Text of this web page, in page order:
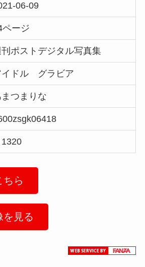
06-09
ページ
刊ポストデジタル写真集
イドル グラビア
まつまりな
1320
ちら
を見る